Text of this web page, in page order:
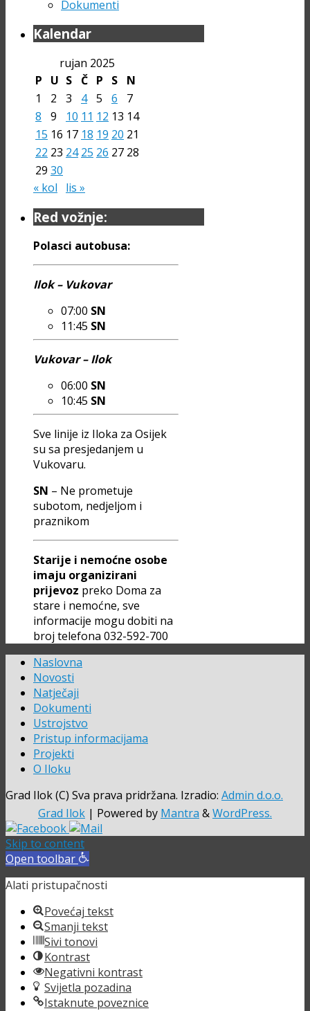
Dokumenti
Kalendar
rujan 2025
P
U S Č P S
N
1
2 3 4 5 6
7
8
9 10 11 12 13 14
15 16 17 18 19 20 21
22 23 24 25 26 27 28
29 30
« kol
lis »
Red vožnje:
Polasci autobusa:
Ilok – Vukovar
07:00 SN
11:45 SN
Vukovar – Ilok
06:00 SN
10:45 SN
Sve linije iz Iloka za Osijek
su sa presjedanjem u
Vukovaru.
SN – Ne prometuje
subotom, nedjeljom i
praznikom
Starije i nemoćne osobe
imaju organizirani
prijevoz preko Doma za
stare i nemoćne, sve
informacije mogu dobiti na
broj telefona 032-592-700
Naslovna
Novosti
Natječaji
Dokumenti
Ustrojstvo
Pristup informacijama
Projekti
O Iloku
Grad Ilok (C) Sva prava pridržana. Izradio: Admin d.o.o.
Grad Ilok | Powered by Mantra &WordPress.
Skip to content
Open toolbar
Alati pristupačnosti
Povećaj tekst
Smanji tekst
Sivi tonovi
Kontrast
Negativni kontrast
Svijetla pozadina
Istaknute poveznice